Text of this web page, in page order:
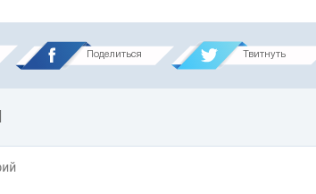
Поделиться Твитнуть